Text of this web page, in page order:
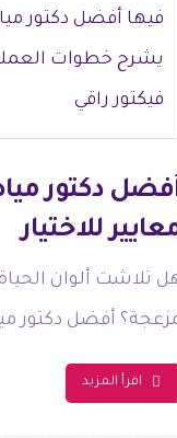
للاختيار
تلاشت ألوان
أفضل دكتور
اقرأ المزيد